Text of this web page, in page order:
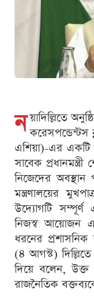
ন য়াদিল্লিতে
এশিয়া)-এর একটি
সাবেক
নিজেদের অবস্থান
মন্ত্রণালয়ের
উদ্যোগটি সম্পূর্ণ
নিজস্ব আয়োজন
ধরনের
(৪ আগস্ট)
দিয়ে বলেন,
রাজনৈতিক